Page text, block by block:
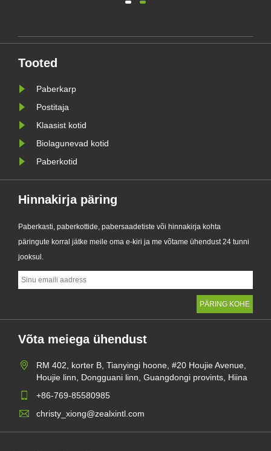
Tooted
Paberkarp
Postitaja
Klaasist kotid
Biolagunevad kotid
Paberkotid
Hinnakirja päring
Paberkasti, paberkottide, pabersaadetiste või hinnakirja kohta
päringute korral jätke meile oma e-kiri ja me võtame ühendust 24 tunni
jooksul.
Võta meiega ühendust
RM 402, korter B, Tianyingi hoone, #20 Houjie Avenue,
Houjie linn, Dongguani linn, Guangdongi provints, Hiina
+86-769-85580985
christy_xiong@zealxintl.com